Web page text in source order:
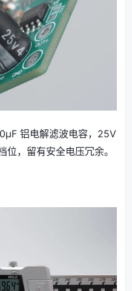
铝电解滤波电容，25V
，留有安全电压冗余。